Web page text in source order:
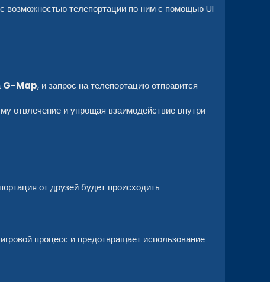
телепортации по ним с помощью UI
G-Map, и запрос на телепортацию отправится
отвлечение и упрощая взаимодействие внутри
от друзей будет происходить
процесс и предотвращает использование